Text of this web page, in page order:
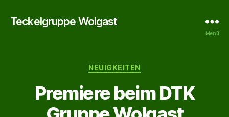
Teckelgruppe Wolgast
Menü
Kategorien
NEUIGKEITEN
Premiere beim DTK